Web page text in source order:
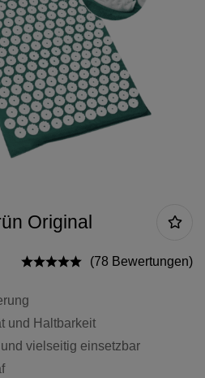
Original
(78 Bewertungen)
und Haltbarkeit
vielseitig einsetzbar